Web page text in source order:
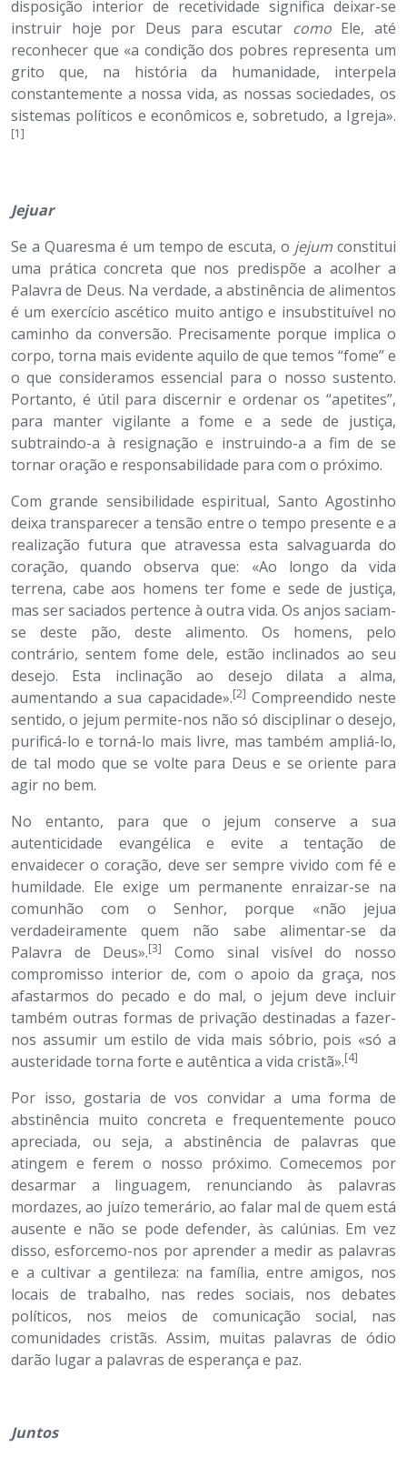
disposição interior de recetividade significa deixar-se
instruir hoje por Deus para escutar como Ele, até
reconhecer que «a condição dos pobres representa um
grito que, na história da humanidade, interpela
constantemente a nossa vida, as nossas sociedades, os
sistemas políticos e econômicos e, sobretudo, a Igreja».
[1]
Jejuar
Se a Quaresma é um tempo de escuta, o jejum constitui
uma prática concreta que nos predispõe a acolher a
Palavra de Deus. Na verdade, a abstinência de alimentos
é um exercício ascético muito antigo e insubstituível no
caminho da conversão. Precisamente porque implica o
corpo, torna mais evidente aquilo de que temos “fome” e
o que consideramos essencial para o nosso sustento.
Portanto, é útil para discernir e ordenar os “apetites”,
para manter vigilante a fome e a sede de justiça,
subtraindo-a à resignação e instruindo-a a fim de se
tornar oração e responsabilidade para com o próximo.
Com grande sensibilidade espiritual, Santo Agostinho
deixa transparecer a tensão entre o tempo presente e a
realização futura que atravessa esta salvaguarda do
coração, quando observa que: «Ao longo da vida
terrena, cabe aos homens ter fome e sede de justiça,
mas ser saciados pertence à outra vida. Os anjos saciam-
se deste pão, deste alimento. Os homens, pelo
contrário, sentem fome dele, estão inclinados ao seu
desejo. Esta inclinação ao desejo dilata a alma,
aumentando a sua capacidade».[2] Compreendido neste
sentido, o jejum permite-nos não só disciplinar o desejo,
purificá-lo e torná-lo mais livre, mas também ampliá-lo,
de tal modo que se volte para Deus e se oriente para
agir no bem.
No entanto, para que o jejum conserve a sua
autenticidade evangélica e evite a tentação de
envaidecer o coração, deve ser sempre vivido com fé e
humildade. Ele exige um permanente enraizar-se na
comunhão com o Senhor, porque «não jejua
verdadeiramente quem não sabe alimentar-se da
Palavra de Deus».[3]
Como sinal visível do nosso
compromisso interior de, com o apoio da graça, nos
afastarmos do pecado e do mal, o jejum deve incluir
também outras formas de privação destinadas a fazer-
nos assumir um estilo de vida mais sóbrio, pois «só a
austeridade torna forte e autêntica a vida cristã».[4]
Por isso, gostaria de vos convidar a uma forma de
abstinência muito concreta e frequentemente pouco
apreciada, ou seja, a abstinência de palavras que
atingem e ferem o nosso próximo. Comecemos por
desarmar a linguagem, renunciando às palavras
mordazes, ao juízo temerário, ao falar mal de quem está
ausente e não se pode defender, às calúnias. Em vez
disso, esforcemo-nos por aprender a medir as palavras
e a cultivar a gentileza: na família, entre amigos, nos
locais de trabalho, nas redes sociais, nos debates
políticos, nos meios de comunicação social, nas
comunidades cristãs. Assim, muitas palavras de ódio
darão lugar a palavras de esperança e paz.
Juntos